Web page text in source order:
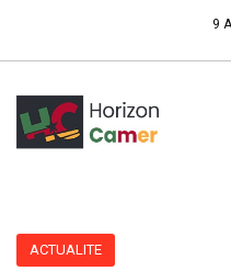
9
ACTUALITE